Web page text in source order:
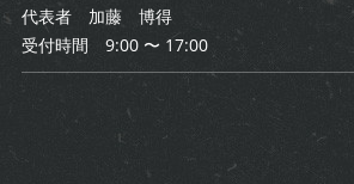
代表者 加藤 博得
受付時間 9:00 〜 17:00